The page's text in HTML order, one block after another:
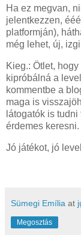
Ha ez megvan,
jelentkezzen,
platformján),
még lehet, új,
Kieg.: Ötlet,
kipróbálná a
kommentbe a
maga is
látogatók is
érdemes keresni.
Jó játékot, jó
Sümegi Emília at
Megosztás